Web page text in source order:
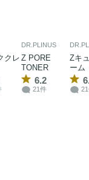
クレ
DR.PLINUS
Z PORE
TONER
6.2
21件
Zキ
ーム